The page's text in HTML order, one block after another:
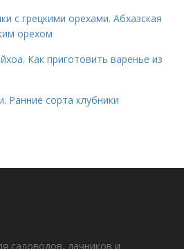
с грецкими орехами. Абхазская
орехом
Как приготовить варенье из
Ранние сорта клубники
садоводов, дачников и